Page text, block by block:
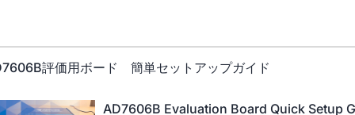
評価用ボード 簡単セットアップガイド
AD7606B Evaluation Board Quick Setup